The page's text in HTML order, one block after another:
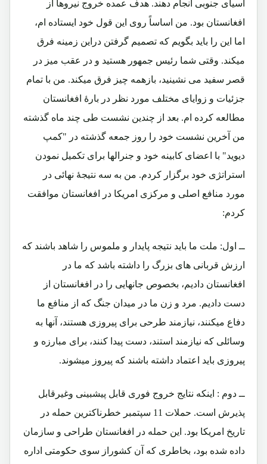
آسیای جنوبی انجام دهند. هدف عمده خروج نیروها از
افغانستان بود. من اساساً روی این قول خود ایستاده ام،
اما این را باید بگویم که تصمیم گرفتن دراین زمینه فرق
میکند. وقتی شما رئیس جمهور هستید و در عقب میز در
قصر سفید می نشینید، بازهمه چیز فرق میکند. من با تمام
جزئیات و زوایای مختلف مورد نظر در بارۀ افغانستان
مطالعه کرده ام. بعد از چندین نشست طی چند ماه گذشته
من آخرین نشست خود را روز جمعه گذشته در "کمپ
دیوید" با اعضای کابینه خود و جنرالها برای تکمیل نمودن
استراتژی خود برگزار کردم. من به سه نتیجۀ نهائی در
مورد منافع اصلی و مرکزی امریکا در افغانستان موافقت
کردم:
ــ اول: ملت ما باید نتیجه پایدار و ملموس را شاهد باشند که
ارزش قربانی های بزرگ را داشته باشد که ما در
افغانستان دادیم، بخصوص جانهایی را در افغانستان از
دست دادیم. مرد و زن ما در میدان جنگ که از منافع ما
دفاع میکنند، نیازمند طرحی برای پیروزی هستند، آنها به
وسائلی که نیازمند استند، دست پیدا کنند، برای مبارزه و
پیروزی باید اعتماد داشته باشند که پیروز میشوند.
ــ دوم : اینکه نتایج خروج فوری قابل پیشبینی وغیرقابل
پذیرش است. حملات 11 سپتمبر خطرناکترین حمله در
تاریخ امریکا بود. این حمله در افغانستان طراحی و سازمان
داده شده بود، بخاطری که آن کشوراز سوی حکومتی اداره